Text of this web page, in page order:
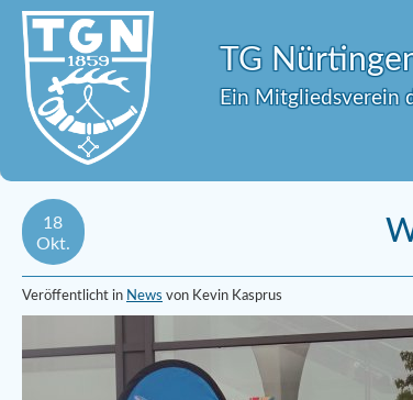
TG
Ein Mitgliedsverein
18
Okt.
Veröffentlicht in News von Kevin Kasprus